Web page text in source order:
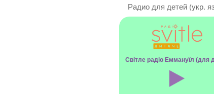
Радио для детей (укр.
Світле радіо Еммануїл (для